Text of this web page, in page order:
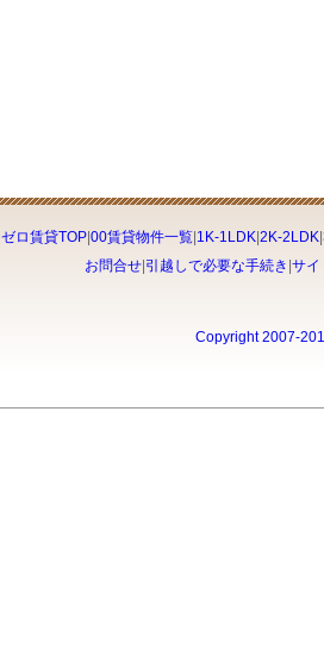
ゼロ賃貸TOP| 00賃貸物件一覧| 1K-1LDK| 2K-2LDK|
お問合せ 引越しで必要な手続き サイ
Copyright 2007-